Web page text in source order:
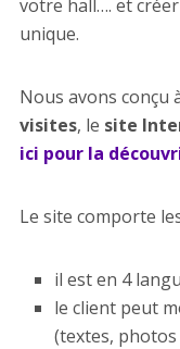
votre hall…. et
unique.
Nous avons conçu
visites, le site
ici pour la
Le site comporte
il est en 4
le client peut
(textes, photos